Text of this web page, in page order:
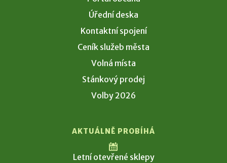
Úřední deska
Kontaktní spojení
Ceník služeb města
Volná místa
Stánkový prodej
Volby 2026
AKTUÁLNĚ PROBÍHÁ
Letní otevřené sklepy